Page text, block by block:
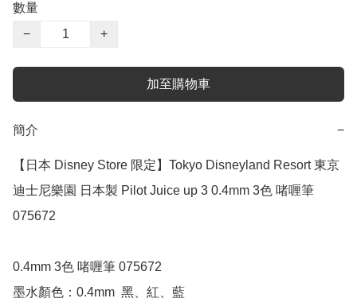
數量
−
+
加至購物車
簡介 −
【日本 Disney Store 限定】Tokyo Disneyland Resort 東京
迪士尼樂園 日本製 Pilot Juice up 3 0.4mm 3色 啫喱筆
075672
0.4mm 3色 啫喱筆 075672
墨水顏色：0.4mm  黑、紅、藍